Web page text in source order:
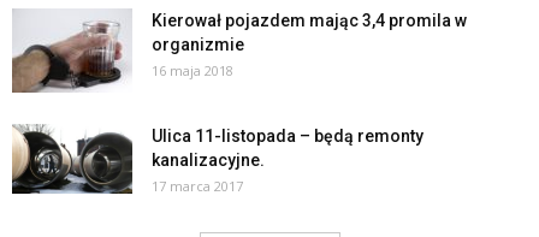
Kierował pojazdem mając 3,4 promila w
organizmie
16 maja 2018
Ulica 11-listopada – będą remonty
kanalizacyjne.
17 marca 2017